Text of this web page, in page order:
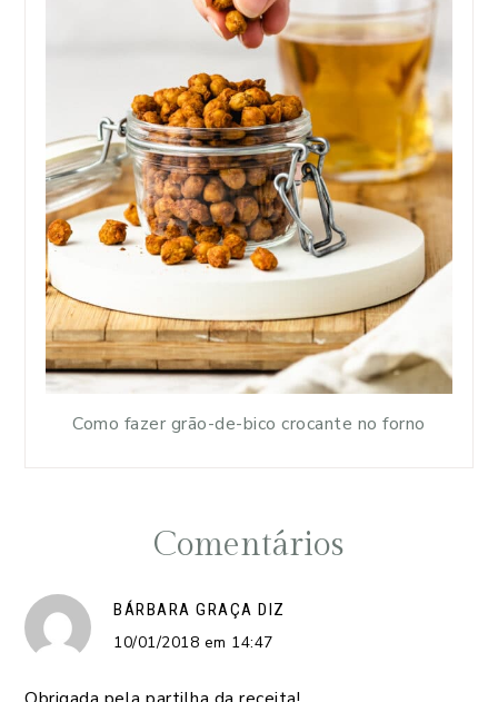
Como fazer grão-de-bico crocante no forno
Comentários
BÁRBARA GRAÇA DIZ
10/01/2018 em 14:47